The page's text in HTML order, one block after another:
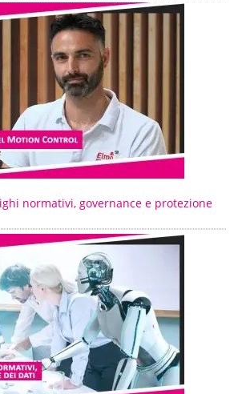
normativi, governance e protezione